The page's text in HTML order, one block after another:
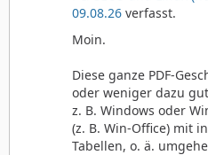
09.08.26 verfasst.
Moin.
Diese ganze PDF-
oder weniger dazu
z. B. Windows oder
(z. B. Win-Office) mit
Tabellen, o. ä.